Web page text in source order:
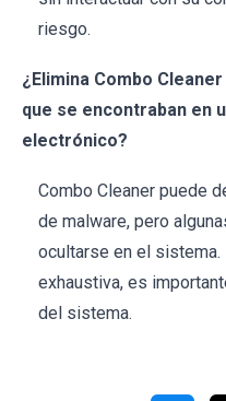
riesgo.
¿Elimina Combo
que se encontraban en
electrónico?
Combo Cleaner puede
de malware, pero
ocultarse en el sistema.
exhaustiva, es
del sistema.